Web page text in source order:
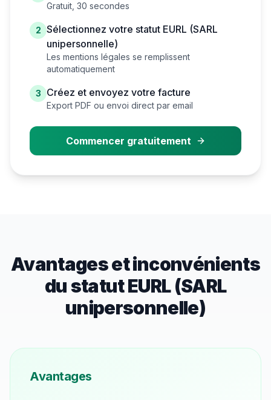
Gratuit, 30 secondes
2 Sélectionnez votre statut EURL (SARL
unipersonnelle)
Les mentions légales se remplissent
automatiquement
3 Créez et envoyez votre facture
Export PDF ou envoi direct par email
Commencer gratuitement
Avantages et inconvénients
du statutEURL (SARL
unipersonnelle)
Avantages